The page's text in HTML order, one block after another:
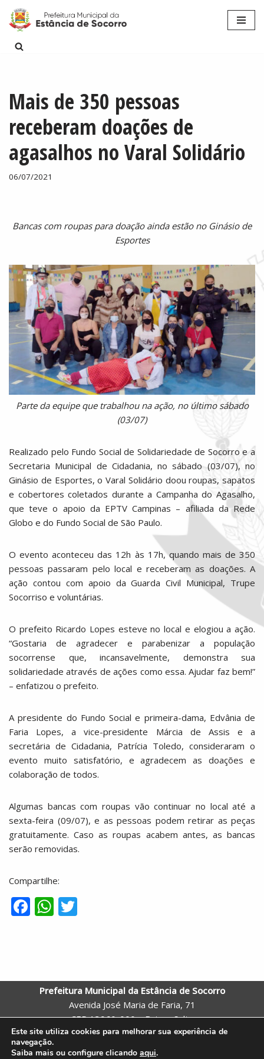
Pular
para
Mais de 350 pessoas
receberam doações de
agasalhos no Varal Solidário
06/07/2021
Bancas com roupas para doação ainda estão no Ginásio de
Esportes
Parte da equipe que trabalhou na ação, no último sábado
(03/07)
Realizado pelo Fundo Social de Solidariedade de Socorro e a
Secretaria Municipal de Cidadania, no sábado (03/07), no
Ginásio de Esportes, o Varal Solidário doou roupas, sapatos
e cobertores coletados durante a Campanha do Agasalho,
que teve o apoio da EPTV Campinas – afiliada da Rede
Globo e do Fundo Social de São Paulo.
O evento aconteceu das 12h às 17h, quando mais de 350
pessoas passaram pelo local e receberam as doações. A
ação contou com apoio da Guarda Civil Municipal, Trupe
Socorriso e voluntárias.
O prefeito Ricardo Lopes esteve no local e elogiou a ação.
“Gostaria de agradecer e parabenizar a população
socorrense que, incansavelmente, demonstra sua
solidariedade através de ações como essa. Ajudar faz bem!”
– enfatizou o prefeito.
A presidente do Fundo Social e primeira-dama, Edvânia de
Faria Lopes, a vice-presidente Márcia de Assis e a
secretária de Cidadania, Patrícia Toledo, consideraram o
evento muito satisfatório, e agradecem as doações e
colaboração de todos.
Algumas bancas com roupas vão continuar no local até a
sexta-feira (09/07), e as pessoas podem retirar as peças
gratuitamente. Caso as roupas acabem antes, as bancas
serão removidas.
Compartilhe:
F
o
o
k
W
A
p
p
Prefeitura Municipal da Estância de Socorro
Avenida José Maria de Faria, 71
CEP 13960-000 – Bairro: Salto
Socorro – SP
Telefone: (19) 3855-9600 |
Este site utiliza cookies para melhorar sua experiência de
navegação.
Saiba mais ou configure clicando aqui.